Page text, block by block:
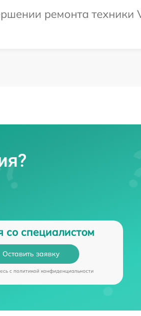
ремонта техники
со специалистом
Оставить заявку
c политикой конфиденциальности